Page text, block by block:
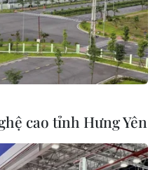
cao tỉnh Hưng Yên